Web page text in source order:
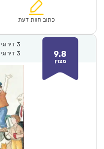
₪61.00.
הוא:
כתוב חוות דעת
9.8
מצוין
3 דירוגי
3 דירוגי